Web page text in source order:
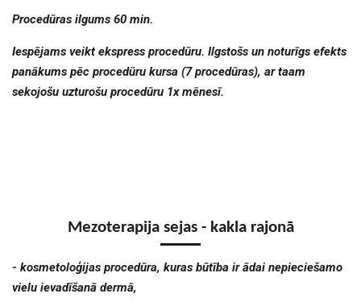
Procedūras ilgums 60 min.
Iespējams veikt ekspress procedūru. Ilgstošs un noturīgs efekts
panākums pēc procedūru kursa (7 procedūras), ar taam
sekojošu uzturošu procedūru 1x mēnesī.
Mezoterapija sejas - kakla rajonā
- kosmetoloģijas procedūra, kuras būtība ir ādai nepieciešamo
vielu ievadīšanā dermā,